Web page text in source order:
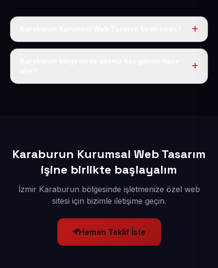
Tek fiyat uygulanır: yıllık 50 USD + KDV. Bu bedele alan
Karaburun Kurumsal Web Tasarım
işine birlikte başlayalım
İzmir Karaburun bölgesinde işletmenize özel web
sitesi için bizimle iletişime geçin.
Hemen Teklif İste